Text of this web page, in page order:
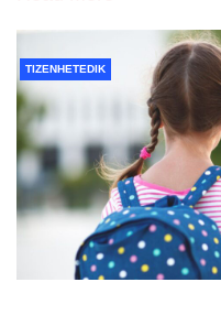
TIZENHETEDIK